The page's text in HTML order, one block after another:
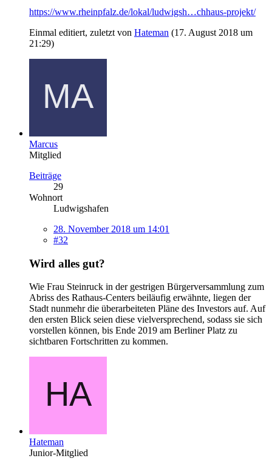
https://www.rheinpfalz.de/lokal/ludwigsh…chhaus-projekt/
Einmal editiert, zuletzt von Hateman (17. August 2018 um
21:29)
Marcus
Mitglied
Beiträge
29
Wohnort
Ludwigshafen
28. November 2018 um 14:01
#32
Wird alles gut?
Wie Frau Steinruck in der gestrigen Bürgerversammlung zum
Abriss des Rathaus-Centers beiläufig erwähnte, liegen der
Stadt nunmehr die überarbeiteten Pläne des Investors auf. Auf
den ersten Blick seien diese vielversprechend, sodass sie sich
vorstellen können, bis Ende 2019 am Berliner Platz zu
sichtbaren Fortschritten zu kommen.
Hateman
Junior-Mitglied